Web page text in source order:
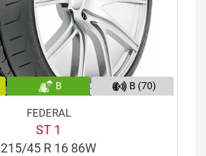
B B (70)
FEDERAL
ST 1
215/45 R 16 86W